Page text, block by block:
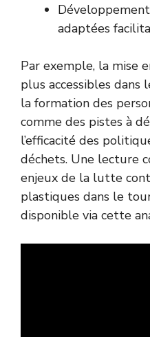
adaptées
Par exemple, la mise
plus accessibles
la formation des
comme des pistes à
l’efficacité des
déchets. Une lecture
enjeux de la lutte
plastiques dans le
disponible via cette